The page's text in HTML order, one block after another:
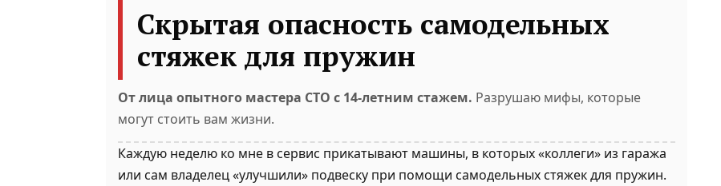
Скрытая опасность самодельных
стяжек для пружин
От лица опытного мастера СТО с 14-летним стажем. Разрушаю мифы, которые
могут стоить вам жизни.
Каждую неделю ко мне в сервис прикатывают машины, в которых «коллеги» из гаража
или сам владелец «улучшили» подвеску при помощи самодельных стяжек для пружин.